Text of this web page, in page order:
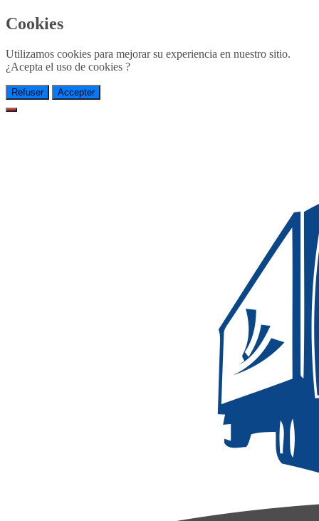
Cookies
Utilizamos cookies para mejorar su experiencia en nuestro sitio.
¿Acepta el uso de cookies ?
Refuser Accepter